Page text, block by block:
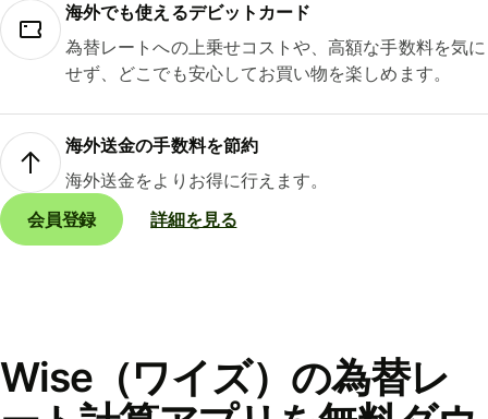
海外でも使えるデビットカード
為替レートへの上乗せコストや、高額な手数料を気に
せず、どこでも安心してお買い物を楽しめます。
海外送金の手数料を節約
海外送金をよりお得に行えます。
会員登録
詳細を見る
Wise（ワイズ）の為替レ